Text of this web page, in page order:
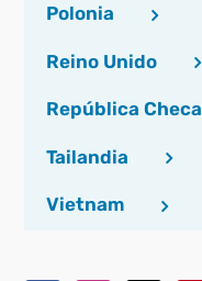
Polonia
Reino Unido
República Checa
Tailandia
Vietnam